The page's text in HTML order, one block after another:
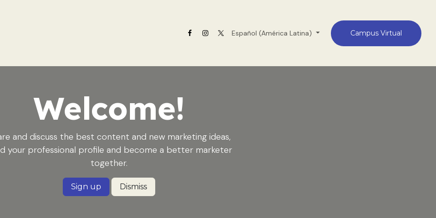
Revista Medellín Contacto
Español (América Latina) Campus Virtual
Welcome!
and discuss the best content and new marketing ideas,
your professional profile and become a better marketer
together.
Sign up Dismiss